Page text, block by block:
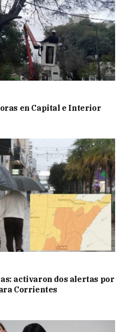
en Capital e Interior
activaron dos alertas por
Corrientes